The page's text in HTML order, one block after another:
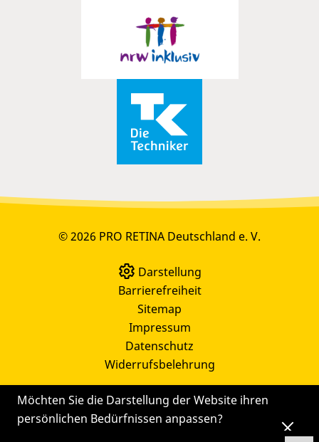
Möchten Sie die Darstellung der Website ihren
persönlichen Bedürfnissen anpassen?
© 2026 PRO RETINA Deutschland e. V.
Darstellung
Barrierefreiheit
Sitemap
Impressum
Datenschutz
Widerrufsbelehrung